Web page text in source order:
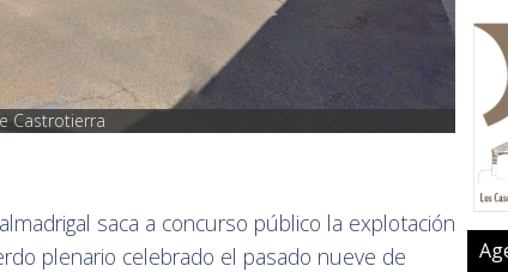
Castrotierra
saca a concurso público la explotación
plenario celebrado el pasado nueve de